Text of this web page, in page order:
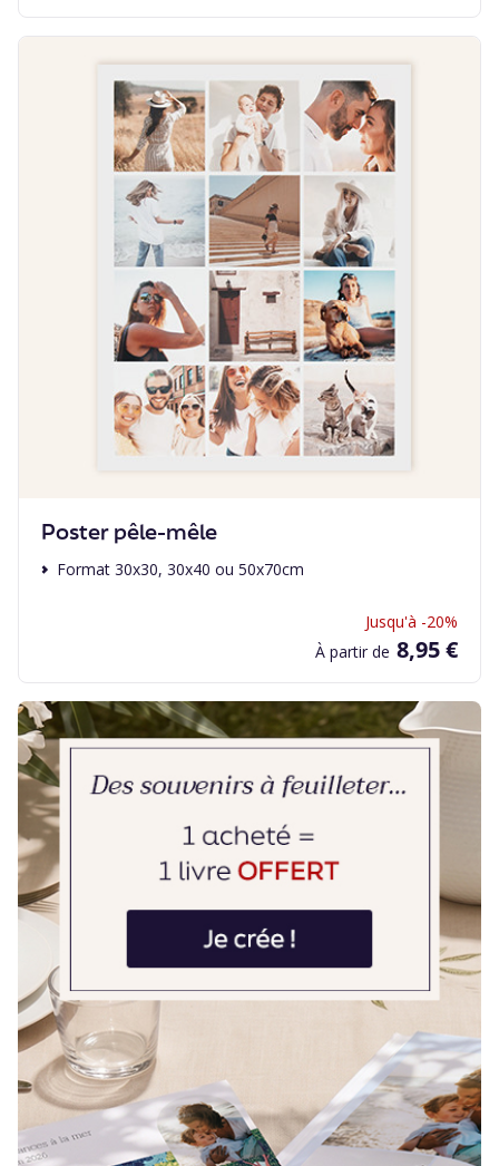
Poster pêle-mêle
Format 30x30, 30x40 ou 50x70cm
Jusqu'à -20%
À partir de 8,95 €